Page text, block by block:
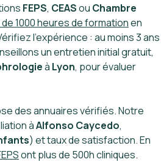
FEPS, CEASou Chambre
1000 heures de formationen
l’expérience : au moins 3 ans
un entretien initial gratuit,
à Lyon, pour évaluer
des annuaires vérifiés. Notre
àAlfonso Caycedo,
) et taux de satisfaction. En
ont plus de 500h cliniques.